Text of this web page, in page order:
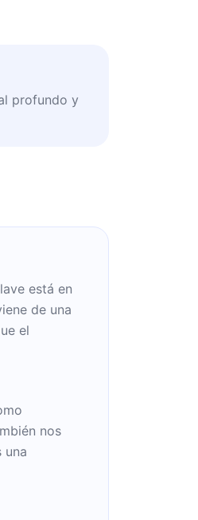
profundo y
está en
de una
el
nos
una